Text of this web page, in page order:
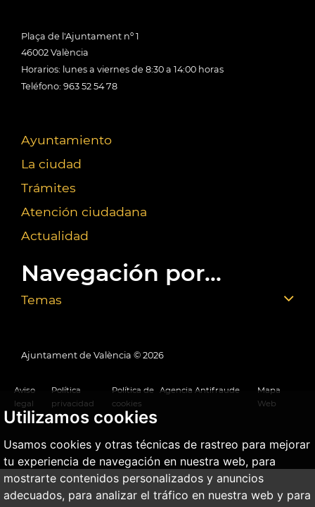
Utilizamos cookies
Usamos cookies y otras técnicas de rastreo para mejorar
tu experiencia de navegación en nuestra web, para
mostrarte contenidos personalizados y anuncios
adecuados, para analizar el tráfico en nuestra web y para
Plaça de l'Ajuntament nº 1
46002 València
Horarios: lunes a viernes de 8:30 a 14:00 horas
Teléfono: 963 52 54 78
Ayuntamiento
La ciudad
Trámites
Atención ciudadana
Actualidad
Navegación por...
Temas
Ajuntament de València © 2026
Aviso
legal
Política
privacidad
Política de
cookies
Agencia Antifraude
Mapa
Web